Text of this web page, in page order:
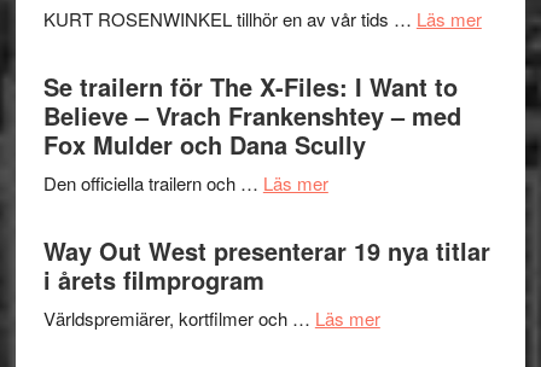
Folkets
–
en
KURT ROSENWINKEL tillhör en av vår tids … Läs merom
Festival
Se trailern för The X-Files: I Want to
Believe – Vrach Frankenshtey – med
Fox Mulder och Dana Scully
Den officiella trailern och … Läs merom
trailern
för
X-
Way Out West presenterar 19 nya titlar
i årets filmprogram
Världspremiärer, kortfilmer och … Läs merom